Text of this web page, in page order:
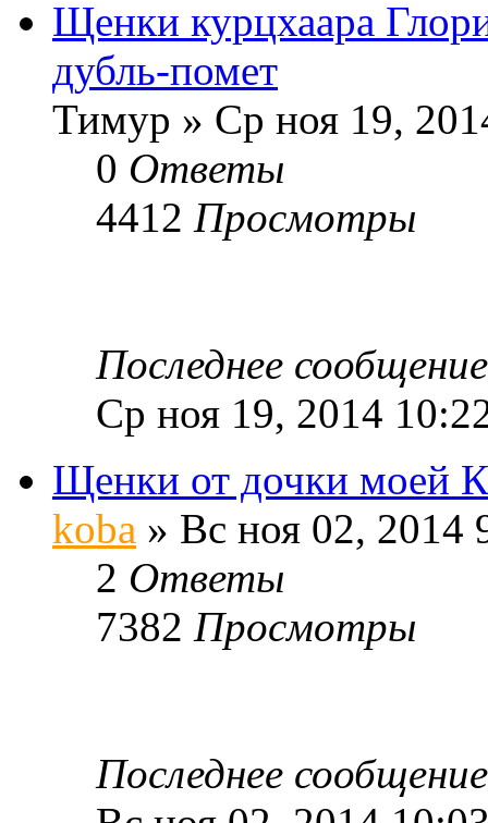
Щенки курцхаара
дубль-помет
Тимур » Ср ноя 19,
0 Ответы
4412 Просмотры
Последнее
Ср ноя 19, 2014
Щенки от дочки моей
koba » Вс ноя 02, 2014
2 Ответы
7382 Просмотры
Последнее